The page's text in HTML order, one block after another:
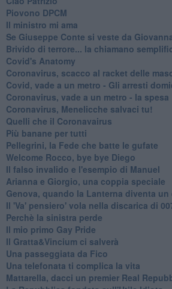
Piovono DPCM
Il ministro mi ama
Se Giuseppe Conte si veste da
Brivido di terrore... la chiamano
Covid's Anatomy
Coronavirus, scacco al racket delle
Covid, vade a un metro - Gli arresti
Coronavirus, vade a un metro - la spesa
Coronavirus, Menelicche salvaci tu!
Quelli che il Coronavairus
Più banane per tutti
Pellegrini, la Fede che batte le gufate
Welcome Rocco, bye bye Diego
Il falso invalido e l'esempio di Manuel
Arianna e Giorgio, una coppia speciale
Genova, quando la Lanterna diventa un
Il 'Va' pensiero' vola nella discarica di
Perchè la sinistra perde
Il mio primo Gay Pride
Il Gratta&Vincium ci salverà
Una passeggiata da Fico
Una telefonata ti complica la vita
Mattarella, dacci un premier Real